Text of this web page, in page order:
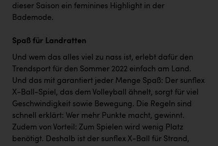
dieser Saison ein feminines Highlight in der
Bademode.
Spaß für Landratten
Und wem das alles viel zu nass ist, erlebt dafür den
Trendsport für den Sommer 2022 einfach am Land.
Und das mit garantiert jeder Menge Spaß: Der sunflex
X-Ball-Spiel, das dem Volleyball ähnelt, sorgt für viel
Geschwindigkeit sowie Bewegung. Die Regeln sind
schnell erklärt: Wer mehr Punkte macht, gewinnt.
Zudem von Vorteil: Zum Spielen wird wenig Platz
benötigt. Deshalb ist der sunflex X-Ball für Strand,